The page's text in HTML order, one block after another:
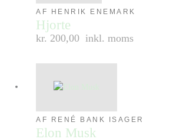
AF HENRIK ENEMARK
Hjorte
kr. 200,00 inkl. moms
AF RENÉ BANK ISAGER
Elon Musk